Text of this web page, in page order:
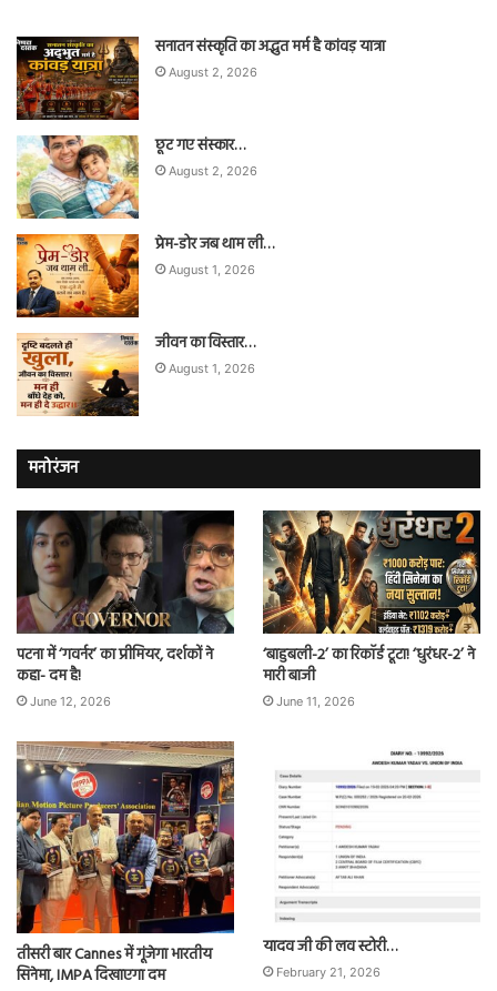
सनातन संस्कृति का अद्भुत मर्म है कांवड़ यात्रा
August 2, 2026
छूट गए संस्कार…
August 2, 2026
प्रेम-डोर जब थाम ली…
August 1, 2026
जीवन का विस्तार…
August 1, 2026
मनोरंजन
पटना में ‘गवर्नर’ का प्रीमियर, दर्शकों ने
कहा- दम है!
June 12, 2026
‘बाहुबली-2’ का रिकॉर्ड टूटा! ‘धुरंधर-2’ ने
मारी बाजी
June 11, 2026
तीसरी बार Cannes में गूंजेगा भारतीय
सिनेमा, IMPA दिखाएगा दम
यादव जी की लव स्टोरी…
February 21, 2026